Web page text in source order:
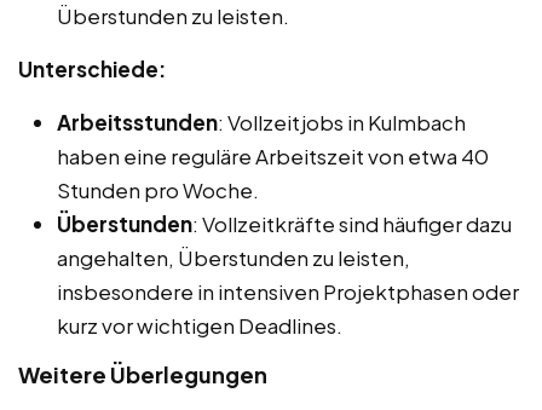
Überstunden zu leisten.
Unterschiede:
Arbeitsstunden: Vollzeitjobs in Kulmbach
haben eine reguläre Arbeitszeit von etwa 40
Stunden pro Woche.
Überstunden: Vollzeitkräfte sind häufiger dazu
angehalten, Überstunden zu leisten,
insbesondere in intensiven Projektphasen oder
kurz vor wichtigen Deadlines.
Weitere Überlegungen